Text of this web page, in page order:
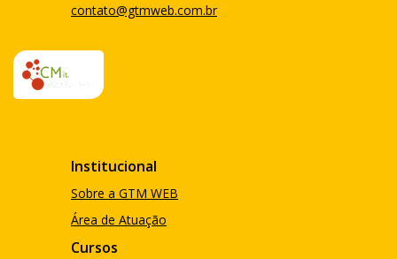
contato@gtmweb.com.br
Institucional
Sobre a GTM WEB
Área de Atuação
Cursos